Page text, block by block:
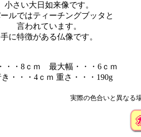
小さい大日如来像です。
ルではティーチングブッタと
言われています。
手に特徴がある仏像です。
・・8ｃｍ 最大幅・・・6ｃｍ
・・・4ｃｍ 重さ・・・190g
実際の色合いと異なる